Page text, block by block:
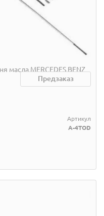
масла MERCEDES BENZ
Предзаказ
Артикул
A-4TOD